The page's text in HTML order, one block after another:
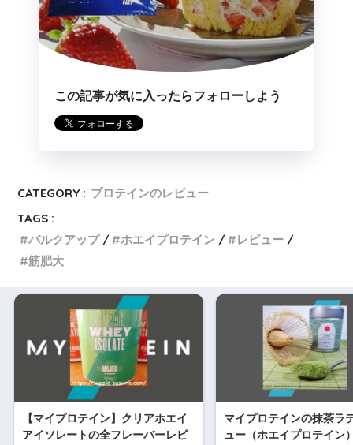
この記事が気に入ったらフォローしよう
CATEGORY : プロテインのレビュー
TAGS :
バルクアップ
ホエイプロテイン
レビュー
筋肥大
【マイプロテイン】クリアホエイ
アイソレートの全フレーバーレビ
マイプロテインの抹茶ラ
ュー（ホエイプロテイン